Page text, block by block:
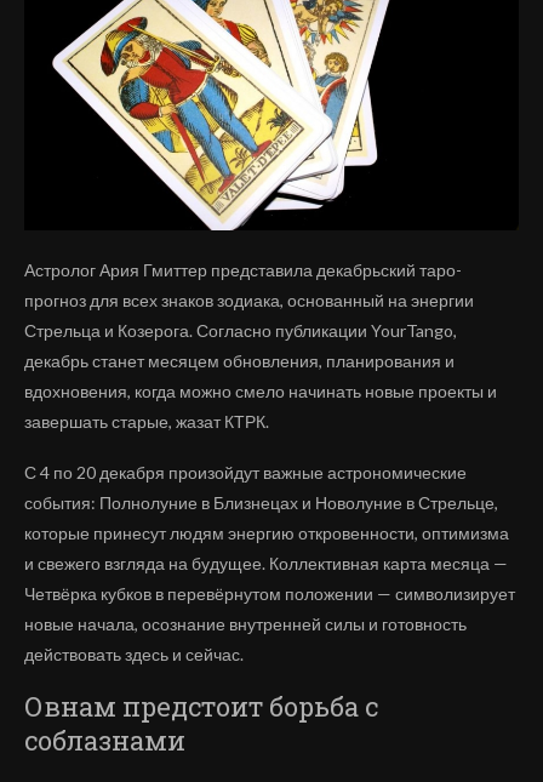
Астролог Ария Гмиттер представила декабрьский таро-
прогноз для всех знаков зодиака, основанный на энергии
Стрельца и Козерога. Согласно публикации YourTango,
декабрь станет месяцем обновления, планирования и
вдохновения, когда можно смело начинать новые проекты и
завершать старые, жазат КТРК.
С 4 по 20 декабря произойдут важные астрономические
события: Полнолуние в Близнецах и Новолуние в Стрельце,
которые принесут людям энергию откровенности, оптимизма
и свежего взгляда на будущее. Коллективная карта месяца —
Четвёрка кубков в перевёрнутом положении — символизирует
новые начала, осознание внутренней силы и готовность
действовать здесь и сейчас.
Овнам предстоит борьба с
соблазнами